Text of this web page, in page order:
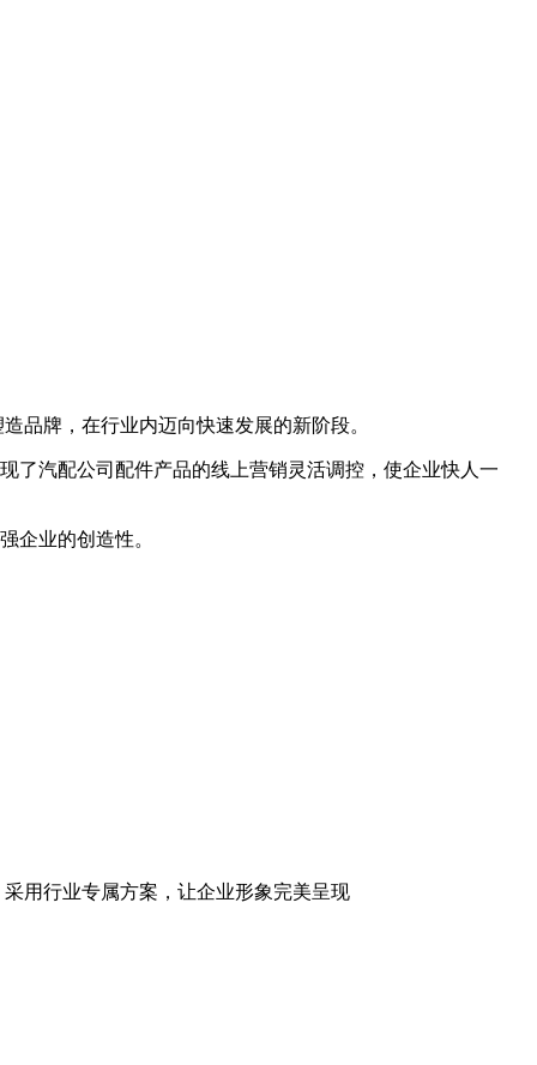
品牌，在行业内迈向快速发展的新阶段。
了汽配公司配件产品的线上营销灵活调控，使企业快人一
企业的创造性。
用行业专属方案，让企业形象完美呈现